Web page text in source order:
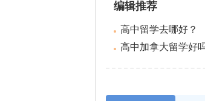
编辑推荐
高中留学去哪好？
高中加拿大留学好